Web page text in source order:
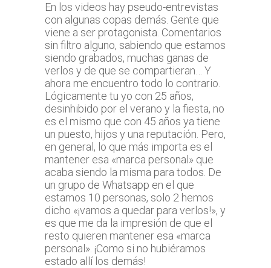
En los videos hay pseudo-entrevistas
con algunas copas demás. Gente que
viene a ser protagonista. Comentarios
sin filtro alguno, sabiendo que estamos
siendo grabados, muchas ganas de
verlos y de que se compartieran… Y
ahora me encuentro todo lo contrario.
Lógicamente tu yo con 25 años,
desinhibido por el verano y la fiesta, no
es el mismo que con 45 años ya tiene
un puesto, hijos y una reputación. Pero,
en general, lo que más importa es el
mantener esa «marca personal» que
acaba siendo la misma para todos. De
un grupo de Whatsapp en el que
estamos 10 personas, solo 2 hemos
dicho «¡vamos a quedar para verlos!», y
es que me da la impresión de que el
resto quieren mantener esa «marca
personal». ¡Como si no hubiéramos
estado allí los demás!